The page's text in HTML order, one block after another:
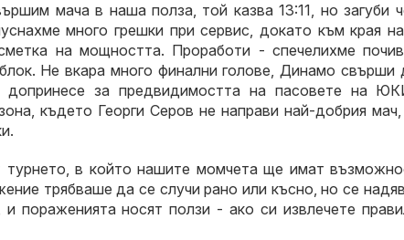
мача в наша полза, той казва 13:11, но загуби
много грешки при сервис, докато към края
на мощността. Проработи - спечелихме
Не вкара много финални голове, Динамо свърши
за предвидимостта на пасовете на
където Георги Серов не направи най-добрия
турнето, в който нашите момчета ще имат
трябваше да се случи рано или късно, но се
пораженията носят ползи - ако си извлечете